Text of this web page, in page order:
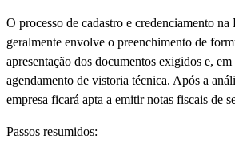
O processo de cadastro e credenciamento na
geralmente envolve o preenchimento de
apresentação dos documentos exigidos e,
agendamento de vistoria técnica. Após a
empresa ficará apta a emitir notas fiscais de
Passos resumidos: